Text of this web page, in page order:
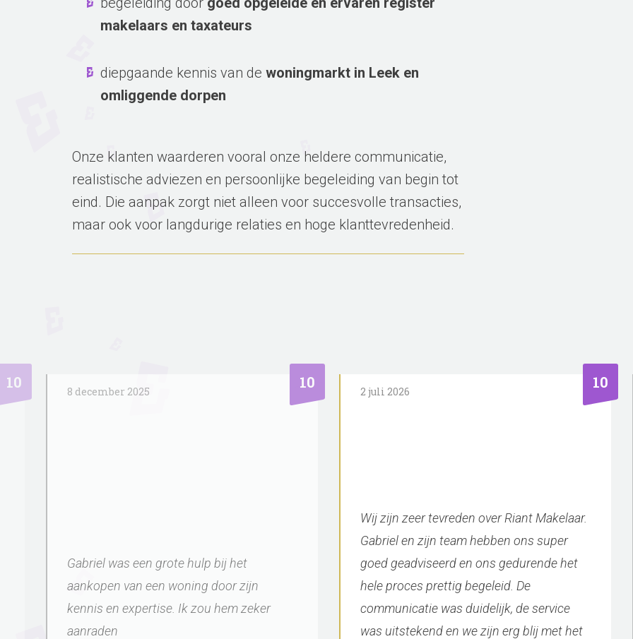
makelaars en taxateurs
diepgaande kennis van de woningmarkt in Leek en
omliggende dorpen
Onze klanten waarderen vooral onze heldere communicatie,
realistische adviezen en persoonlijke begeleiding van begin tot
eind. Die aanpak zorgt niet alleen voor succesvolle transacties,
maar ook voor langdurige relaties en hoge klanttevredenheid.
10
2 juli 2026
goed geadviseerd en ons gedurende het
hele proces prettig begeleid. De
communicatie was duidelijk, de service
was uitstekend en we zijn erg blij met het
10
24 juni 2026
Voor aankoop en verkoop een fijne
makelaar. Snel contact, denkt goed mee
en deskundig advies. Aanrader.
10